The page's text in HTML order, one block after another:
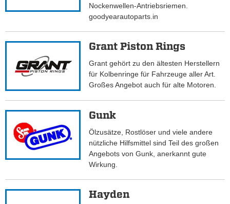
Nockenwellen-Antriebsriemen.
goodyearautoparts.in
Grant Piston Rings
Grant gehört zu den ältesten Herstellern
für Kolbenringe für Fahrzeuge aller Art.
Großes Angebot auch für alte Motoren.
Gunk
Ölzusätze, Rostlöser und viele andere
nützliche Hilfsmittel sind Teil des großen
Angebots von Gunk, anerkannt gute
Wirkung.
Hayden